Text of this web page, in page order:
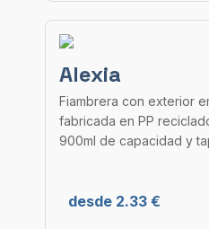
Alexia
Fiambrera con exterior
fabricada en PP
900ml de capacidad y
desde 2.33 €